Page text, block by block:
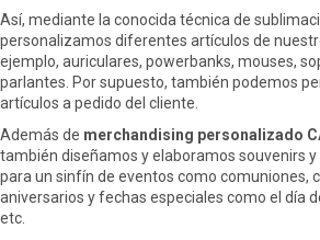
Así, mediante la conocida técnica de
personalizamos diferentes artículos de
ejemplo, auriculares, powerbanks, mouses,
parlantes. Por supuesto, también podemos
artículos a pedido del cliente.
Además de merchandising personalizado
también diseñamos y elaboramos souvenirs
para un sinfín de eventos como comuniones,
aniversarios y fechas especiales como el día
etc.